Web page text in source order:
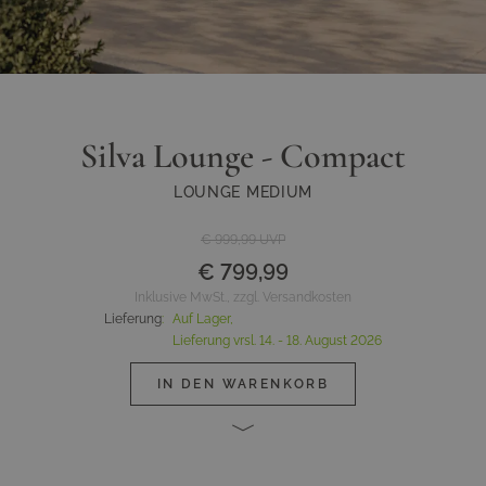
Silva Lounge - Compact
LOUNGE MEDIUM
€ 999,99UVP
€ 799,99
Inklusive MwSt., zzgl. Versandkosten
Lieferung: Auf Lager,
Lieferung vrsl. 14. - 18. August 2026
IN DEN WARENKORB